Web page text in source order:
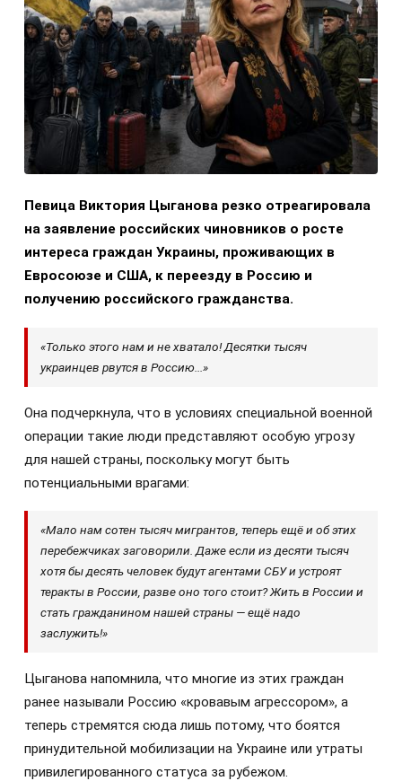
Певица Виктория Цыганова резко отреагировала
на заявление российских чиновников о росте
интереса граждан Украины, проживающих в
Евросоюзе и США, к переезду в Россию и
получению российского гражданства.
«Только этого нам и не хватало! Десятки тысяч
украинцев рвутся в Россию...»
Она подчеркнула, что в условиях специальной военной
операции такие люди представляют особую угрозу
для нашей страны, поскольку могут быть
потенциальными врагами:
«Мало нам сотен тысяч мигрантов, теперь ещё и об этих
перебежчиках заговорили. Даже если из десяти тысяч
хотя бы десять человек будут агентами СБУ и устроят
теракты в России, разве оно того стоит? Жить в России и
стать гражданином нашей страны — ещё надо
заслужить!»
Цыганова напомнила, что многие из этих граждан
ранее называли Россию «кровавым агрессором», а
теперь стремятся сюда лишь потому, что боятся
принудительной мобилизации на Украине или утраты
привилегированного статуса за рубежом.